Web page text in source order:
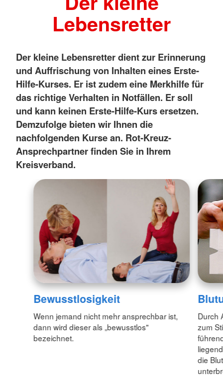
Lebensretter
Der kleine Lebensretter dient zur Erinnerung
und Auffrischung von Inhalten eines Erste-
Hilfe-Kurses. Er ist zudem eine Merkhilfe für
das richtige Verhalten in Notfällen. Er soll
und kann keinen Erste-Hilfe-Kurs ersetzen.
Demzufolge bieten wir Ihnen die
nachfolgenden Kurse an. Rot-Kreuz-
Ansprechpartner finden Sie in Ihrem
Kreisverband.
Bewusstlosigkeit
Wenn jemand nicht mehr ansprechbar ist,
dann wird dieser als „bewusstlos"
bezeichnet.
Durch
zum
die